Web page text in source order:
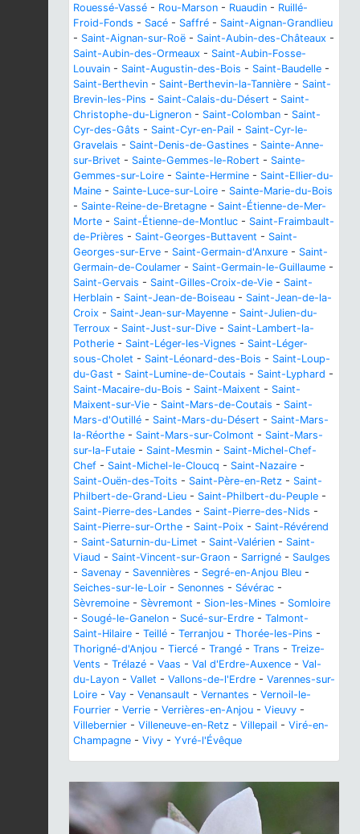
Rouessé-Vassé - Rou-Marson - Ruaudin - Ruillé-
Froid-Fonds - Sacé - Saffré - Saint-Aignan-Grandlieu
- Saint-Aignan-sur-Roë - Saint-Aubin-des-Châteaux -
Saint-Aubin-des-Ormeaux - Saint-Aubin-Fosse-
Louvain - Saint-Augustin-des-Bois - Saint-Baudelle -
Saint-Berthevin - Saint-Berthevin-la-Tannière - Saint-
Brevin-les-Pins - Saint-Calais-du-Désert - Saint-
Christophe-du-Ligneron - Saint-Colomban - Saint-
Cyr-des-Gâts - Saint-Cyr-en-Pail - Saint-Cyr-le-
Gravelais - Saint-Denis-de-Gastines - Sainte-Anne-
sur-Brivet - Sainte-Gemmes-le-Robert - Sainte-
Gemmes-sur-Loire - Sainte-Hermine - Saint-Ellier-du-
Maine - Sainte-Luce-sur-Loire - Sainte-Marie-du-Bois
- Sainte-Reine-de-Bretagne - Saint-Étienne-de-Mer-
Morte - Saint-Étienne-de-Montluc - Saint-Fraimbault-
de-Prières - Saint-Georges-Buttavent - Saint-
Georges-sur-Erve - Saint-Germain-d'Anxure - Saint-
Germain-de-Coulamer - Saint-Germain-le-Guillaume -
Saint-Gervais - Saint-Gilles-Croix-de-Vie - Saint-
Herblain - Saint-Jean-de-Boiseau - Saint-Jean-de-la-
Croix - Saint-Jean-sur-Mayenne - Saint-Julien-du-
Terroux - Saint-Just-sur-Dive - Saint-Lambert-la-
Potherie - Saint-Léger-les-Vignes - Saint-Léger-
sous-Cholet - Saint-Léonard-des-Bois - Saint-Loup-
du-Gast - Saint-Lumine-de-Coutais - Saint-Lyphard -
Saint-Macaire-du-Bois - Saint-Maixent - Saint-
Maixent-sur-Vie - Saint-Mars-de-Coutais - Saint-
Mars-d'Outillé - Saint-Mars-du-Désert - Saint-Mars-
la-Réorthe - Saint-Mars-sur-Colmont - Saint-Mars-
sur-la-Futaie - Saint-Mesmin - Saint-Michel-Chef-
Chef - Saint-Michel-le-Cloucq - Saint-Nazaire -
Saint-Ouën-des-Toits - Saint-Père-en-Retz - Saint-
Philbert-de-Grand-Lieu - Saint-Philbert-du-Peuple -
Saint-Pierre-des-Landes - Saint-Pierre-des-Nids -
Saint-Pierre-sur-Orthe - Saint-Poix - Saint-Révérend
- Saint-Saturnin-du-Limet - Saint-Valérien - Saint-
Viaud - Saint-Vincent-sur-Graon - Sarrigné - Saulges
- Savenay - Savennières - Segré-en-Anjou Bleu -
Seiches-sur-le-Loir - Senonnes - Sévérac -
Sèvremoine - Sèvremont - Sion-les-Mines - Somloire
- Sougé-le-Ganelon - Sucé-sur-Erdre - Talmont-
Saint-Hilaire - Teillé - Terranjou - Thorée-les-Pins -
Thorigné-d'Anjou - Tiercé - Trangé - Trans - Treize-
Vents - Trélazé - Vaas - Val d'Erdre-Auxence - Val-
du-Layon - Vallet - Vallons-de-l'Erdre - Varennes-sur-
Loire - Vay - Venansault - Vernantes - Vernoil-le-
Fourrier - Verrie - Verrières-en-Anjou - Vieuvy -
Villebernier - Villeneuve-en-Retz - Villepail - Viré-en-
Champagne - Vivy - Yvré-l'Évêque